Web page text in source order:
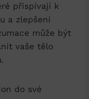
přispívají k
a zlepšení
může být
vaše tělo
do své